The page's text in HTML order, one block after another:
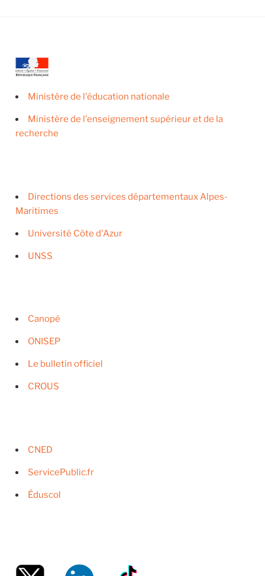
Ministère de l'éducation nationale
Ministère de l'enseignement supérieur et de la
recherche
Directions des services départementaux Alpes-
Maritimes
Université Côte d'Azur
UNSS
Canopé
ONISEP
Le bulletin officiel
CROUS
CNED
ServicePublic.fr
Éduscol